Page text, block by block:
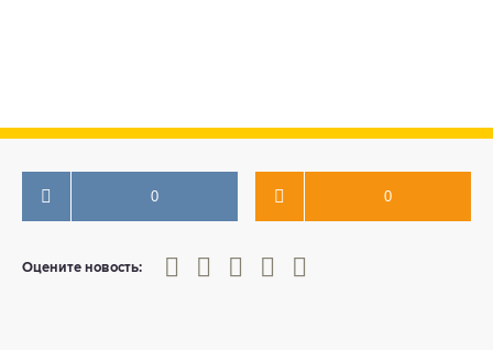
0 0
Оцените новость:
0
1 2 3 4 5